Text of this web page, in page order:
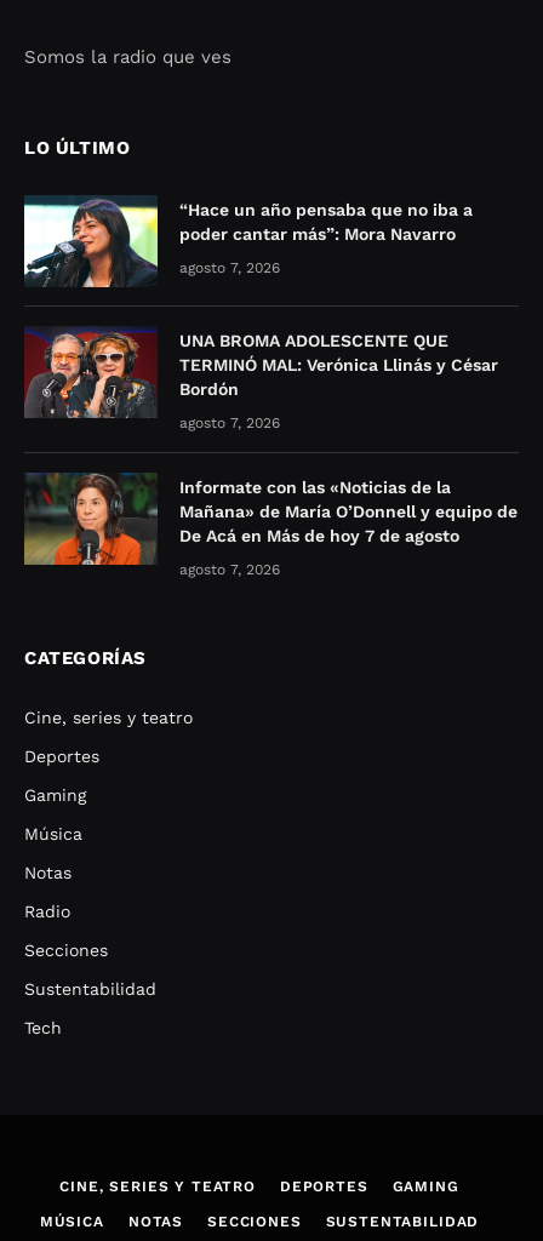
Somos la radio que ves
LO ÚLTIMO
“Hace un año pensaba que no iba a
poder cantar más”: Mora Navarro
agosto 7, 2026
UNA BROMA ADOLESCENTE QUE
TERMINÓ MAL: Verónica Llinás y César
Bordón
agosto 7, 2026
Informate con las «Noticias de la
Mañana» de María O’Donnell y equipo de
De Acá en Más de hoy 7 de agosto
agosto 7, 2026
CATEGORÍAS
Cine, series y teatro
Deportes
Gaming
Música
Notas
Radio
Secciones
Sustentabilidad
Tech
CINE, SERIES Y TEATRO DEPORTES GAMING
MÚSICA NOTAS SECCIONES SUSTENTABILIDAD